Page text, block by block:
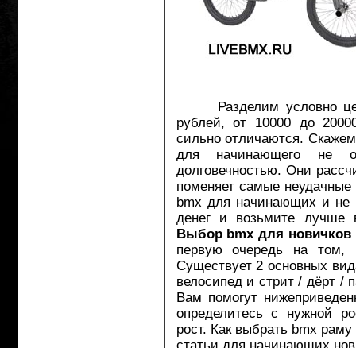
Разделим условно
рублей, от 10000 до
сильно отличаются.
для начинающего не
долговечностью. Они
поменяет самые
bmx для начинающих и не
денег и возьмите лучше
Выбор bmx для новичков
первую очередь на том,
Существует 2 основных
велосипед и стрит / дёрт /
Вам помогут
определитесь с нужной
рост. Как выбрать bmx